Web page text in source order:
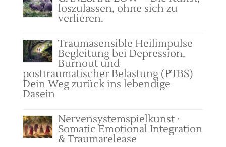
loszulassen, ohne sich zu
verlieren.
Traumasensible Heilimpulse
Begleitung bei Depression,
Burnout und
posttraumatischer Belastung (PTBS)
Dein Weg zurück ins lebendige
Dasein
Nervensystemspielkunst ·
Somatic Emotional Integration
& Traumarelease